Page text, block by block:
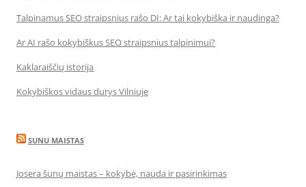
Talpinamus SEO straipsnius rašo DI: Ar tai kokybiška ir naudinga?
Ar AI rašo kokybiškus SEO straipsnius talpinimui?
Kaklaraiščių istorija
Kokybiškos vidaus durys Vilniuje
SUNU MAISTAS
Josera šunų maistas – kokybė, nauda ir pasirinkimas